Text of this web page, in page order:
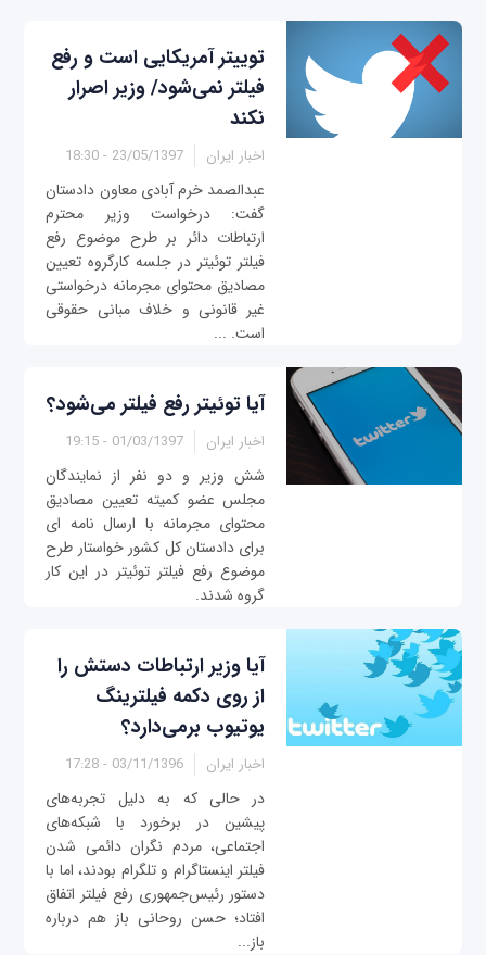
توییتر آمریکایی است و رفع
فیلتر نمی‌شود/ وزیر اصرار
نکند
اخبار ایران 23/05/1397 - 18:30
عبدالصمد خرم آبادی معاون دادستان
گفت: درخواست وزیر محترم
ارتباطات دائر بر طرح موضوع رفع
فیلتر توئیتر در جلسه کارگروه تعیین
مصادیق محتوای مجرمانه درخواستی
غیر قانونی و خلاف مبانی حقوقی
است. ...
آیا توئیتر رفع فیلتر می‌شود؟
اخبار ایران 01/03/1397 - 19:15
شش وزیر و دو نفر از نمایندگان
مجلس عضو کمیته تعیین مصادیق
محتوای مجرمانه با ارسال نامه ای
برای دادستان کل کشور خواستار طرح
موضوع رفع فیلتر توئیتر در این کار
گروه شدند.
آیا وزیر ارتباطات دستش را
از روی دکمه فیلترینگ
یوتیوب برمی‌دارد؟
اخبار ایران 03/11/1396 - 17:28
در حالی که به دلیل تجربه‌های
پیشین در برخورد با شبکه‌های
اجتماعی، مردم نگران دائمی شدن
فیلتر اینستاگرام و تلگرام بودند، اما با
دستور رئیس‌جمهوری رفع فیلتر اتفاق
افتاد؛ حسن روحانی باز هم درباره
باز...